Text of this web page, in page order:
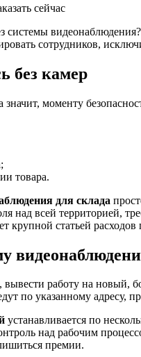
сейчас
системы видеонаблюдения?
сотрудников,
без камер
моменту
товара.
для склада
над всей территорией,
крупной статьей расходов
работу на
по указанному адресу,
устанавливается по
над рабочим
премии.